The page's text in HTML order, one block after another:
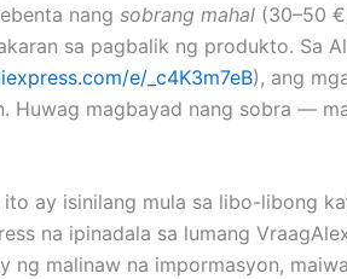
nang sobrang mahal (30–50
sa pagbalik ng produkto. Sa
e/_c4K3m7eB), ang
Huwag magbayad nang sobra —
ay isinilang mula sa libo-libong
na ipinadala sa lumang
ng malinaw na impormasyon,